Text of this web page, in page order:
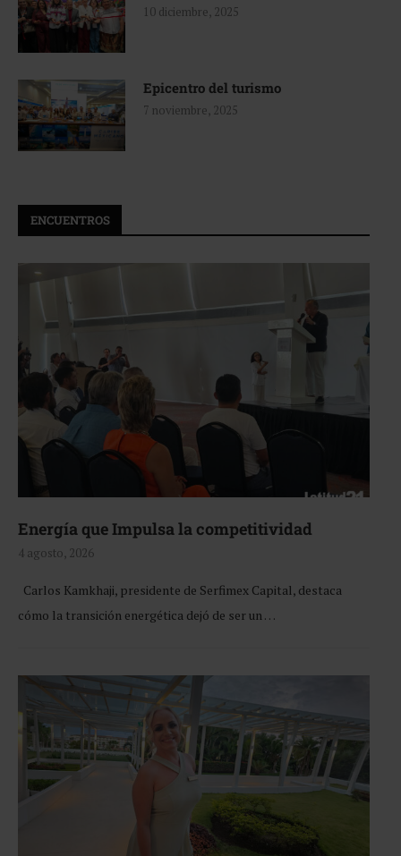
10 diciembre, 2025
Epicentro del turismo
7 noviembre, 2025
ENCUENTROS
Energía que Impulsa la competitividad
4 agosto, 2026
Carlos Kamkhaji, presidente de Serfimex Capital, destaca
cómo la transición energética dejó de ser un …